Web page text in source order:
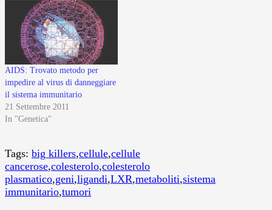
AIDS: Trovato metodo per
impedire al virus di danneggiare
il sistema immunitario
21 Settembre 2011
In "Genetica"
Tags: big killers,cellule,cellule
cancerose,colesterolo,colesterolo
plasmatico,geni,ligandi,LXR,metaboliti,sistema
immunitario,tumori